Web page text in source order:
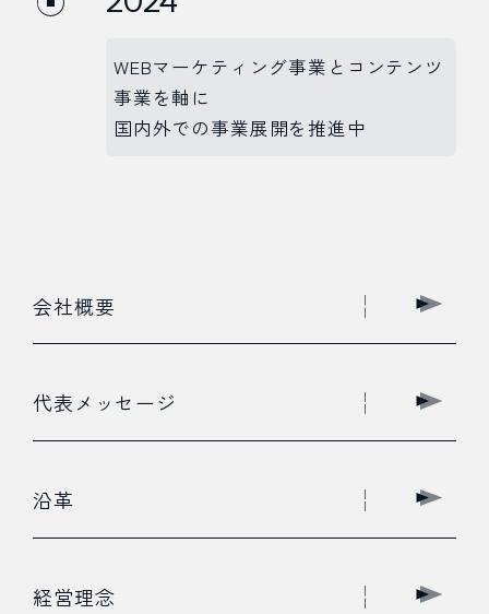
WEBマーケティング事業とコンテンツ
事業を軸に
国内外での事業展開を推進中
会社概要
代表メッセージ
沿革
経営理念